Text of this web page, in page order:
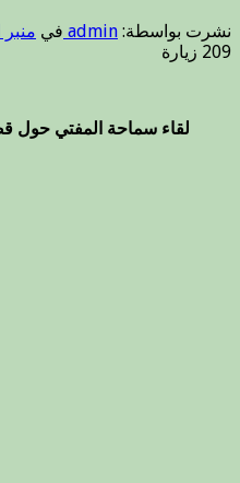
نشرت بواسطة: admin في
209 زيارة
لقاء سماحة المفتي حول